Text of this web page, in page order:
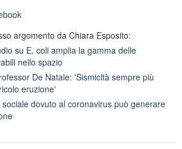
argomento da Chiara Esposito:
su E. coli amplia la gamma delle
nello spazio
De Natale: 'Sismicità sempre più
eruzione'
dovuto al coronavirus può generare